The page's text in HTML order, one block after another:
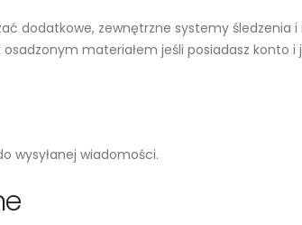
dodatkowe, zewnętrzne systemy śledzenia
materiałem jeśli posiadasz konto
wysyłanej wiadomości.